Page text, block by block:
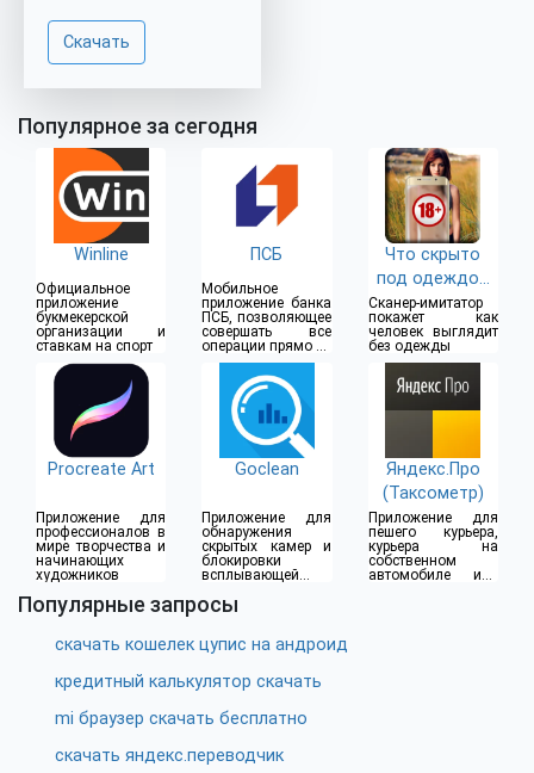
Скачать
Популярное за сегодня
Winline
Официальное
приложение
букмекерской
организации и
ставкам на спорт
ПСБ
Мобильное
приложение банка
ПСБ, позволяющее
совершать все
операции прямо из
дома
Что скрыто
под одеждой
(18+)
Сканер-имитатор
покажет как
человек выглядит
без одежды
Procreate Art
Приложение для
профессионалов в
мире творчества и
начинающих
художников
Goclean
Приложение для
обнаружения
скрытых камер и
блокировки
всплывающей
Яндекс.Про
(Таксометр)
Приложение для
пешего курьера,
курьера на
собственном
автомобиле или
Популярные запросы
скачать кошелек цупис на андроид
кредитный калькулятор скачать
mi браузер скачать бесплатно
скачать яндекс.переводчик